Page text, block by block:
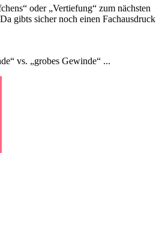
oder „Vertiefung“ zum nächsten
gibts sicher noch einen Fachausdruck
vs. „grobes Gewinde“ ...